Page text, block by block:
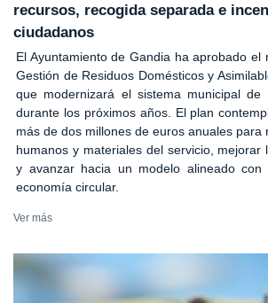
recursos, recogida separada e
ciudadanos
El Ayuntamiento de Gandia ha aprobado el
Gestión de Residuos Domésticos y
que modernizará el sistema municipal de
durante los próximos años. El plan
más de dos millones de euros anuales para
humanos y materiales del servicio, mejorar
y avanzar hacia un modelo alineado
economía circular.
Ver más